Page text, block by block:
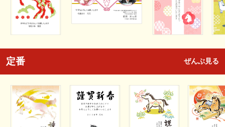
定番 ぜんぶ見る